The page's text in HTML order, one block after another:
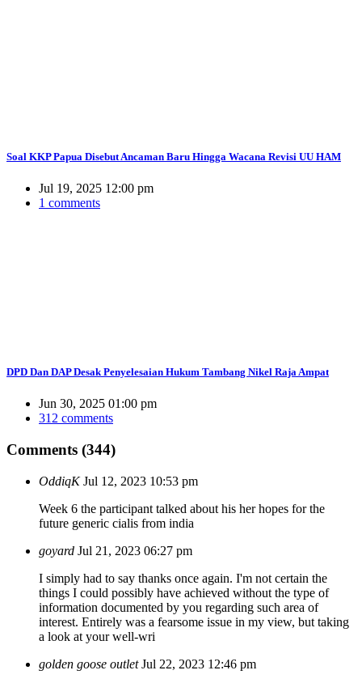
Soal KKP Papua Disebut Ancaman Baru Hingga Wacana Revisi UU HAM
Jul 19, 2025 12:00 pm
1 comments
DPD Dan DAP Desak Penyelesaian Hukum Tambang Nikel Raja Ampat
Jun 30, 2025 01:00 pm
312 comments
Comments (344)
OddiqK Jul 12, 2023 10:53 pm
Week 6 the participant talked about his her hopes for the
future generic cialis from india
goyard Jul 21, 2023 06:27 pm
I simply had to say thanks once again. I'm not certain the
things I could possibly have achieved without the type of
information documented by you regarding such area of
interest. Entirely was a fearsome issue in my view, but taking
a look at your well-wri
golden goose outlet Jul 22, 2023 12:46 pm